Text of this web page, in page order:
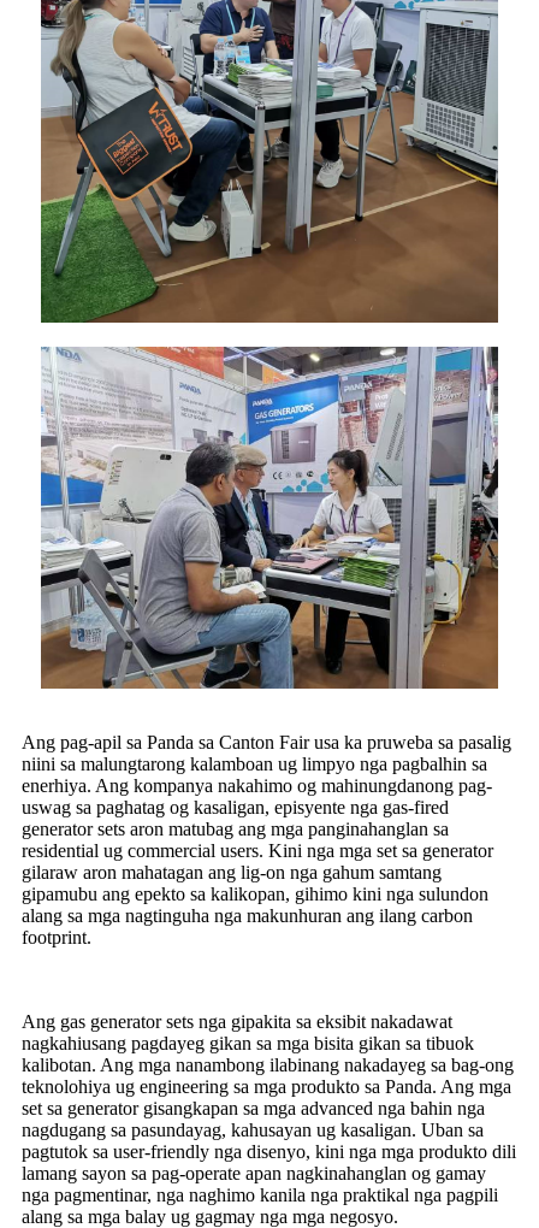
Ang pag-apil sa Panda sa Canton Fair usa ka pruweba sa pasalig
niini sa malungtarong kalamboan ug limpyo nga pagbalhin sa
enerhiya. Ang kompanya nakahimo og mahinungdanong pag-
uswag sa paghatag og kasaligan, episyente nga gas-fired
generator sets aron matubag ang mga panginahanglan sa
residential ug commercial users. Kini nga mga set sa generator
gilaraw aron mahatagan ang lig-on nga gahum samtang
gipamubu ang epekto sa kalikopan, gihimo kini nga sulundon
alang sa mga nagtinguha nga makunhuran ang ilang carbon
footprint.
Ang gas generator sets nga gipakita sa eksibit nakadawat
nagkahiusang pagdayeg gikan sa mga bisita gikan sa tibuok
kalibotan. Ang mga nanambong ilabinang nakadayeg sa bag-ong
teknolohiya ug engineering sa mga produkto sa Panda. Ang mga
set sa generator gisangkapan sa mga advanced nga bahin nga
nagdugang sa pasundayag, kahusayan ug kasaligan. Uban sa
pagtutok sa user-friendly nga disenyo, kini nga mga produkto dili
lamang sayon ​​sa pag-operate apan nagkinahanglan og gamay
nga pagmentinar, nga naghimo kanila nga praktikal nga pagpili
alang sa mga balay ug gagmay nga mga negosyo.